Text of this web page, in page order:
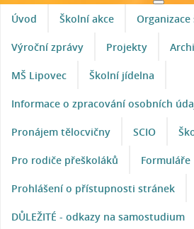
Úvod Školní akce
Výroční zprávy Projekty
MŠ Lipovec Školní jídelna
Informace o zpracování osobních
Pronájem tělocvičny SCIO
Pro rodiče přeškoláků Formuláře
Prohlášení o přístupnosti stránek
DŮLEŽITÉ - odkazy na samostudium